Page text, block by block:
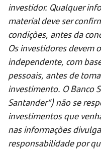
investidor. Qualquer
material deve ser
condições, antes da
Os investidores devem
independente, com
pessoais, antes de
investimento. O Banco
Santander”) não se
investimentos que
nas informações
responsabilidade por